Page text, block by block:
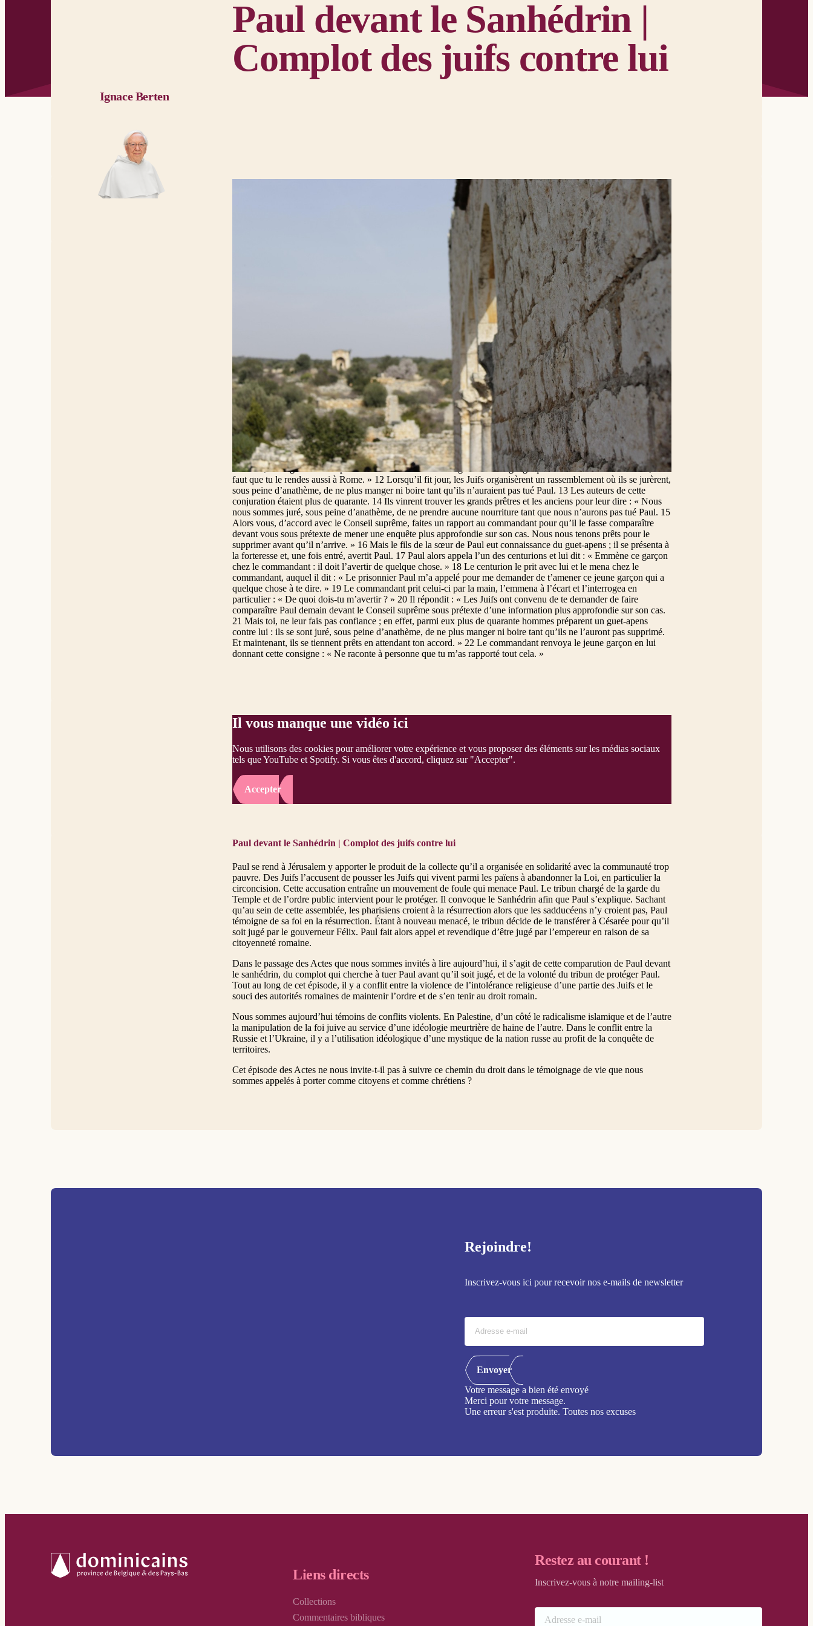
Ignace Berten
Paul devant le Sanhédrin |
Complot des juifs contre lui
30 Le lendemain, le commandant voulut savoir avec certitude de quoi les Juifs l’accusaient. Il lui fit enlever ses
liens ; puis il convoqua les grands prêtres et tout le Conseil suprême, et il fit descendre Paul pour l’amener devant
01 Fixant du regard le Conseil suprême, Paul déclara : « Frères, c’est en toute bonne conscience que je me suis
comporté devant Dieu jusqu’à ce jour. » 02 Le grand prêtre Ananias ordonna à ceux qui étaient auprès de lui de le
frapper sur la bouche. 03 Alors Paul lui dit : « C’est Dieu qui va te frapper, espèce de mur blanchi ! Tu sièges ici
pour me juger conformément à la Loi, et contrairement à la Loi tu donnes l’ordre de me frapper ! » 04 Ceux qui
étaient là dirent : « Tu insultes le grand prêtre de Dieu ? » 05 Paul reprit : « Je ne savais pas, frères, que c’était le
grand prêtre. Il est écrit en effet : Tu ne diras pas de mal d’un chef de ton peuple. » 06 Sachant que le Conseil
suprême se répartissait entre sadducéens et pharisiens, Paul s’écria devant eux : « Frères, moi, je suis pharisien, fils
de pharisiens. C’est à cause de notre espérance, la résurrection des morts, que je passe en jugement. » 07 À peine
avait-il dit cela, qu’il y eut un affrontement entre pharisiens et sadducéens, et l’assemblée se divisa. 08 En effet, les
sadducéens disent qu’il n’y a pas de résurrection, pas plus que d’ange ni d’esprit, tandis que les pharisiens
professent tout cela. 09 Il se fit alors un grand vacarme. Quelques scribes du côté des pharisiens se levèrent et
protestèrent vigoureusement : « Nous ne trouvons rien de mal chez cet homme. Et si c’était un esprit qui lui avait
parlé, ou un ange ? » 10 L’affrontement devint très violent, et le commandant craignit que Paul ne se fasse
écharper. Il ordonna à la troupe de descendre pour l’arracher à la mêlée et le ramener dans la forteresse. 11 La nuit
suivante, le Seigneur vint auprès de Paul et lui dit : « Courage ! Le témoignage que tu m’as rendu à Jérusalem, il
faut que tu le rendes aussi à Rome. » 12 Lorsqu’il fit jour, les Juifs organisèrent un rassemblement où ils se jurèrent,
sous peine d’anathème, de ne plus manger ni boire tant qu’ils n’auraient pas tué Paul. 13 Les auteurs de cette
conjuration étaient plus de quarante. 14 Ils vinrent trouver les grands prêtres et les anciens pour leur dire : « Nous
nous sommes juré, sous peine d’anathème, de ne prendre aucune nourriture tant que nous n’aurons pas tué Paul. 15
Alors vous, d’accord avec le Conseil suprême, faites un rapport au commandant pour qu’il le fasse comparaître
devant vous sous prétexte de mener une enquête plus approfondie sur son cas. Nous nous tenons prêts pour le
supprimer avant qu’il n’arrive. » 16 Mais le fils de la sœur de Paul eut connaissance du guet-apens ; il se présenta à
la forteresse et, une fois entré, avertit Paul. 17 Paul alors appela l’un des centurions et lui dit : « Emmène ce garçon
chez le commandant : il doit l’avertir de quelque chose. » 18 Le centurion le prit avec lui et le mena chez le
commandant, auquel il dit : « Le prisonnier Paul m’a appelé pour me demander de t’amener ce jeune garçon qui a
quelque chose à te dire. » 19 Le commandant prit celui-ci par la main, l’emmena à l’écart et l’interrogea en
particulier : « De quoi dois-tu m’avertir ? » 20 Il répondit : « Les Juifs ont convenu de te demander de faire
comparaître Paul demain devant le Conseil suprême sous prétexte d’une information plus approfondie sur son cas.
21 Mais toi, ne leur fais pas confiance ; en effet, parmi eux plus de quarante hommes préparent un guet-apens
contre lui : ils se sont juré, sous peine d’anathème, de ne plus manger ni boire tant qu’ils ne l’auront pas supprimé.
Et maintenant, ils se tiennent prêts en attendant ton accord. » 22 Le commandant renvoya le jeune garçon en lui
donnant cette consigne : « Ne raconte à personne que tu m’as rapporté tout cela. »
Il vous manque une vidéo ici
Nous utilisons des cookies pour améliorer votre expérience et vous proposer des éléments sur les médias sociaux
tels que YouTube et Spotify. Si vous êtes d'accord, cliquez sur "Accepter".
Accepter
Paul devant le Sanhédrin | Complot des juifs contre lui
Paul se rend à Jérusalem y apporter le produit de la collecte qu’il a organisée en solidarité avec la communauté trop
pauvre. Des Juifs l’accusent de pousser les Juifs qui vivent parmi les païens à abandonner la Loi, en particulier la
circoncision. Cette accusation entraîne un mouvement de foule qui menace Paul. Le tribun chargé de la garde du
Temple et de l’ordre public intervient pour le protéger. Il convoque le Sanhédrin afin que Paul s’explique. Sachant
qu’au sein de cette assemblée, les pharisiens croient à la résurrection alors que les sadducéens n’y croient pas, Paul
témoigne de sa foi en la résurrection. Étant à nouveau menacé, le tribun décide de le transférer à Césarée pour qu’il
soit jugé par le gouverneur Félix. Paul fait alors appel et revendique d’être jugé par l’empereur en raison de sa
citoyenneté romaine.
Dans le passage des Actes que nous sommes invités à lire aujourd’hui, il s’agit de cette comparution de Paul devant
le sanhédrin, du complot qui cherche à tuer Paul avant qu’il soit jugé, et de la volonté du tribun de protéger Paul.
Tout au long de cet épisode, il y a conflit entre la violence de l’intolérance religieuse d’une partie des Juifs et le
souci des autorités romaines de maintenir l’ordre et de s’en tenir au droit romain.
Nous sommes aujourd’hui témoins de conflits violents. En Palestine, d’un côté le radicalisme islamique et de l’autre
la manipulation de la foi juive au service d’une idéologie meurtrière de haine de l’autre. Dans le conflit entre la
Russie et l’Ukraine, il y a l’utilisation idéologique d’une mystique de la nation russe au profit de la conquête de
territoires.
Cet épisode des Actes ne nous invite-t-il pas à suivre ce chemin du droit dans le témoignage de vie que nous
sommes appelés à porter comme citoyens et comme chrétiens ?
Rejoindre!
Inscrivez-vous ici pour recevoir nos e-mails de newsletter
Envoyer
Votre message a bien été envoyé
Merci pour votre message.
Une erreur s'est produite. Toutes nos excuses
Liens directs
Collections
Commentaires bibliques
Restez au courant !
Inscrivez-vous à notre mailing-list